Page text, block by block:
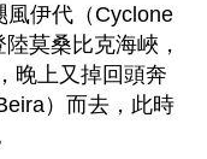
風伊代（Cyclone
莫桑比克海峽，
晚上又掉回頭奔
）而去，此時